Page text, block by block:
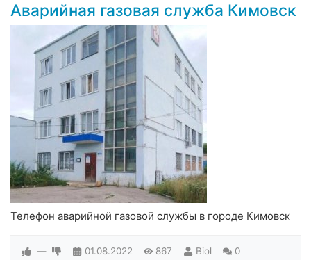
Аварийная газовая служба Кимовск
Телефон аварийной газовой службы в городе Кимовск
— 01.08.2022 867 Biol 0